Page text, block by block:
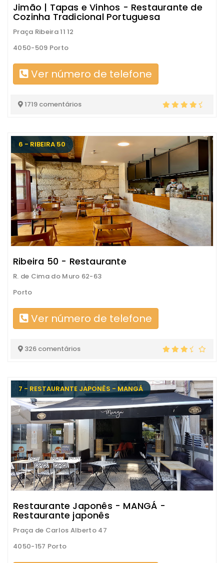
Jimão | Tapas e Vinhos - Restaurante de
Cozinha Tradicional Portuguesa
Praça Ribeira 11 12
4050-509 Porto
Ver número de telefone
1719 comentários
6 - RIBEIRA 50
Ribeira 50 - Restaurante
R. de Cima do Muro 62-63
Porto
Ver número de telefone
326 comentários
7 - RESTAURANTE JAPONÊS - MANGÁ
Restaurante Japonês - MANGÁ -
Restaurante japonês
Praça de Carlos Alberto 47
4050-157 Porto